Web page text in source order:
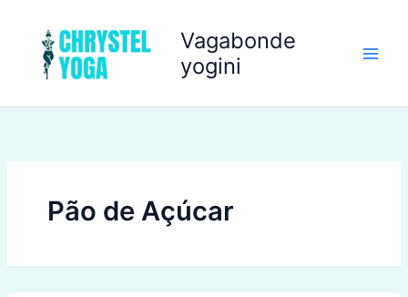
contenu
Vagabonde
yogini
Pão de Açúcar